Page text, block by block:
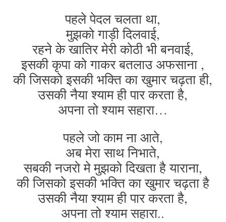
पहले पेदल चलता था,
मुझको गाड़ी दिलवाई,
रहने के खातिर मेरी कोठी भी बनवाई,
इसकी कृपा को गाकर बतलाउ अफसाना ,
की जिसको इसकी भक्ति का खुमार चढ़ता ही,
उसकी नैया श्याम ही पार करता है,
अपना तो श्याम सहारा…
पहले जो काम ना आते,
अब मेरा साथ निभाते,
सबकी नजरो मे मुझको दिखता है याराना,
की जिसको इसकी भक्ति का खुमार चढ़ता है
उसकी नैया श्याम ही पार करता है,
अपना तो श्याम सहारा..